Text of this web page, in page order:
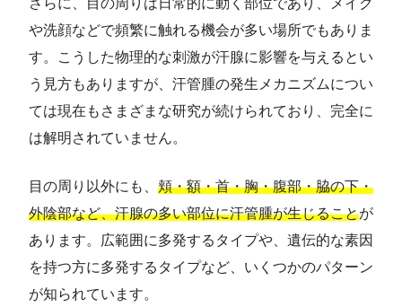
や洗顔などで頻繁に触れる機会が多い場所でもありま
す。こうした物理的な刺激が汗腺に影響を与えるとい
う見方もありますが、汗管腫の発生メカニズムについ
ては現在もさまざまな研究が続けられており、完全に
は解明されていません。
目の周り以外にも、 頬・額・首・胸・腹部・脇の下・
外陰部など、汗腺の多い部位に汗管腫が生じることが
あります。広範囲に多発するタイプや、遺伝的な素因
を持つ方に多発するタイプなど、いくつかのパターン
が知られています。